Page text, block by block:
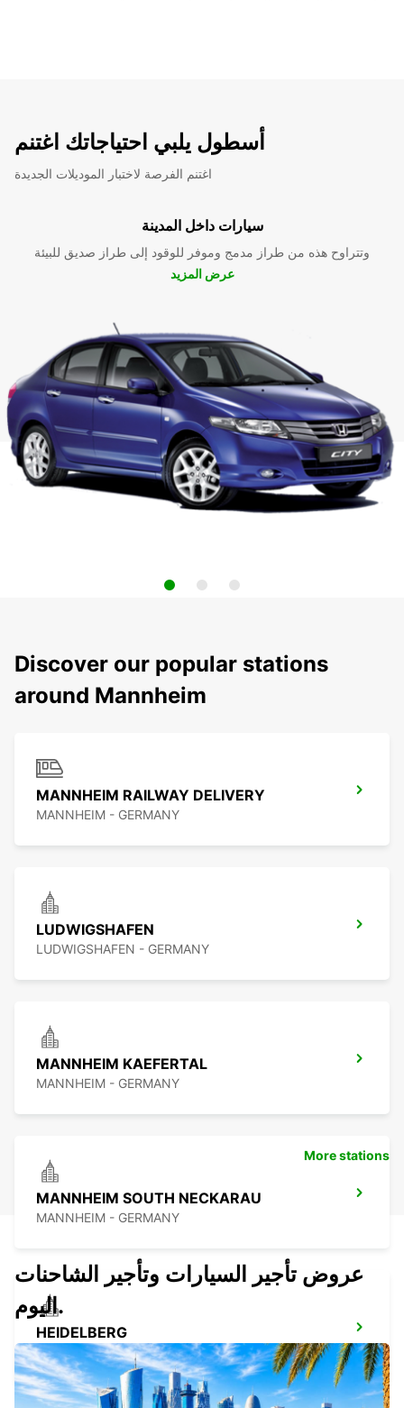
أسطول يلبي احتياجاتك اغتنم
اغتنم الفرصة لاختبار الموديلات الجديدة
سيارات داخل المدينة
وتتراوح هذه من طراز مدمج وموفر للوقود إلى طراز صديق للبيئة
عرض المزيد
Discover our popular stations
around Mannheim
MANNHEIM RAILWAY DELIVERY
MANNHEIM - GERMANY
LUDWIGSHAFEN
LUDWIGSHAFEN - GERMANY
MANNHEIM KAEFERTAL
MANNHEIM - GERMANY
MANNHEIM SOUTH NECKARAU
MANNHEIM - GERMANY
HEIDELBERG
HEIDELBERG - GERMANY
More stations
عروض تأجير السيارات وتأجير الشاحنات
اليوم.